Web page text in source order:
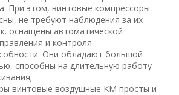
При этом, винтовые компрессоры
не требуют наблюдения за их
оснащены автоматической
и контроля
Они обладают большой
способны на длительную работу
винтовые воздушные KM просты и